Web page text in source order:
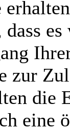
zur
die
eine